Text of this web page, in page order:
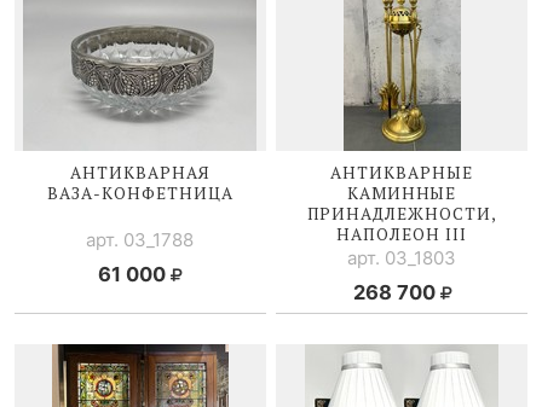
АНТИКВАРНАЯ
ВАЗА-КОНФЕТНИЦА
арт. 03_1788
61 000
АНТИКВАРНЫЕ
КАМИННЫЕ
ПРИНАДЛЕЖНОСТИ,
НАПОЛЕОН III
арт. 03_1803
268 700